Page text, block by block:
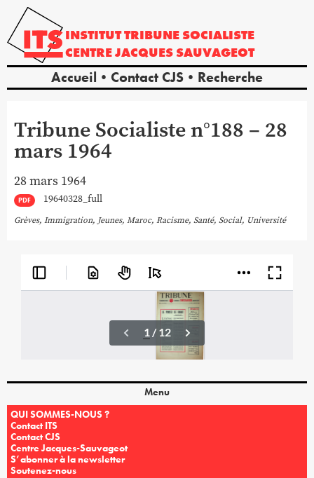
INSTITUTTRIBUNE SOCIALISTE
CENTREJACQUES SAUVAGEOT
Accueil Contact CJS Recherche
Tribune Socialiste n°188 – 28
mars 1964
28 mars 1964
PDF 19640328_full
Grèves, Immigration, Jeunes, Maroc, Racisme, Santé, Social, Université
Menu
QUI SOMMES-NOUS ?
Contact ITS
Contact CJS
Centre Jacques-Sauvageot
S’abonner à la newsletter
Soutenez-nous